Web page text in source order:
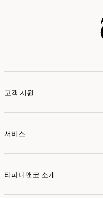
고객 지원
서비스
티파니앤코 소개